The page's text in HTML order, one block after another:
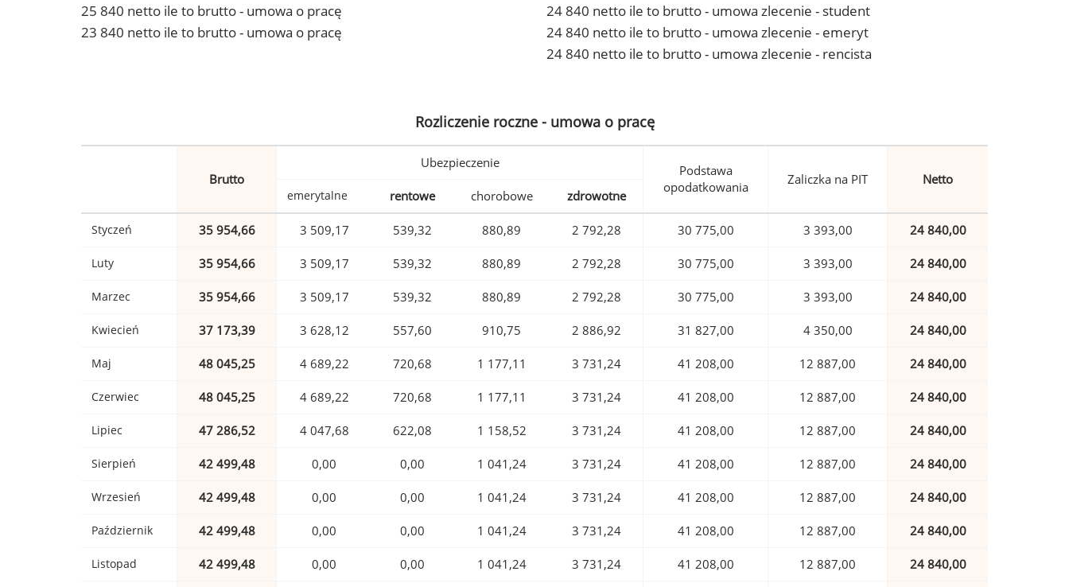
25 840 netto ile to brutto - umowa o pracę
23 840 netto ile to brutto - umowa o pracę
24 840 netto ile to brutto - umowa zlecenie - student
24 840 netto ile to brutto - umowa zlecenie - emeryt
24 840 netto ile to brutto - umowa zlecenie - rencista
Rozliczenie roczne - umowa o pracę
Brutto
Ubezpieczenie
Podstawa
opodatkowania
Zaliczka na PIT Netto
emerytalne rentowe chorobowe zdrowotne
Styczeń 35 954,66 3 509,17 539,32 880,89 2 792,28 30 775,00 3 393,00 24 840,00
Luty 35 954,66 3 509,17 539,32 880,89 2 792,28 30 775,00 3 393,00 24 840,00
Marzec 35 954,66 3 509,17 539,32 880,89 2 792,28 30 775,00 3 393,00 24 840,00
Kwiecień 37 173,39 3 628,12 557,60 910,75 2 886,92 31 827,00 4 350,00 24 840,00
Maj 48 045,25 4 689,22 720,68 1 177,11 3 731,24 41 208,00 12 887,00 24 840,00
Czerwiec 48 045,25 4 689,22 720,68 1 177,11 3 731,24 41 208,00 12 887,00 24 840,00
Lipiec 47 286,52 4 047,68 622,08 1 158,52 3 731,24 41 208,00 12 887,00 24 840,00
Sierpień 42 499,48 0,00 0,00 1 041,24 3 731,24 41 208,00 12 887,00 24 840,00
Wrzesień 42 499,48 0,00 0,00 1 041,24 3 731,24 41 208,00 12 887,00 24 840,00
Październik 42 499,48 0,00 0,00 1 041,24 3 731,24 41 208,00 12 887,00 24 840,00
Listopad 42 499,48 0,00 0,00 1 041,24 3 731,24 41 208,00 12 887,00 24 840,00